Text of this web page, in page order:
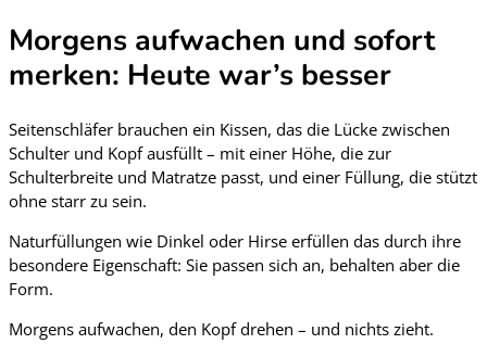
Morgens aufwachen und sofort
merken: Heute war’s besser
Seitenschläfer brauchen ein Kissen, das die Lücke zwischen
Schulter und Kopf ausfüllt – mit einer Höhe, die zur
Schulterbreite und Matratze passt, und einer Füllung, die stützt
ohne starr zu sein.
Naturfüllungen wie Dinkel oder Hirse erfüllen das durch ihre
besondere Eigenschaft: Sie passen sich an, behalten aber die
Form.
Morgens aufwachen, den Kopf drehen – und nichts zieht.